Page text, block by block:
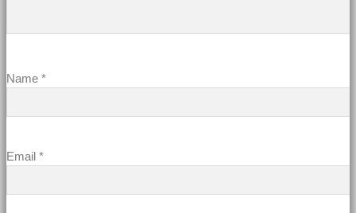
Name *
Email *